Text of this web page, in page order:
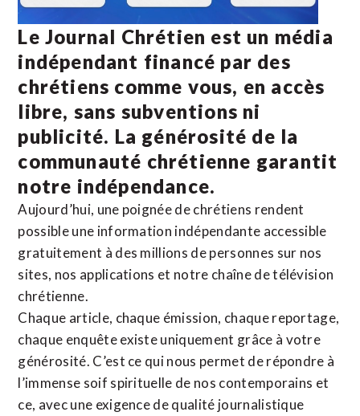
Le Journal Chrétien est un média
indépendant financé par des
chrétiens comme vous, en accès
libre, sans subventions ni
publicité. La générosité de la
communauté chrétienne garantit
notre indépendance.
Aujourd’hui, une poignée de chrétiens rendent
possible une information indépendante accessible
gratuitement à des millions de personnes sur nos
sites, nos applications et notre chaîne de télévision
chrétienne.
Chaque article, chaque émission, chaque reportage,
chaque enquête existe uniquement grâce à votre
générosité. C’est ce qui nous permet de répondre à
l’immense soif spirituelle de nos contemporains et
ce, avec une exigence de qualité journalistique